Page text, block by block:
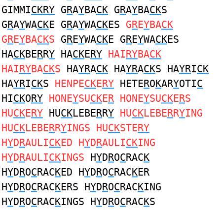
GIMMICKRY GRAYBACK GRAYBACKS
GRAYWACKE GRAYWACKES GREYBACK
GREYBACKS GREYWACKE GREYWACKES
HACKBERRY HACKERY HAIRYBACK
HAIRYBACKS HAYRACK HAYRACKS HAYRICK
HAYRICKS HENPECKERY HETEROKARYOTIC
HICKORY HONEYSUCKER HONEYSUCKERS
HUCKERY HUCKLEBERRY HUCKLEBERRYING
HUCKLEBERRYINGS HUCKSTERY
HYDRAULICKED HYDRAULICKING
HYDRAULICKINGS HYDROCRACK
HYDROCRACKED HYDROCRACKER
HYDROCRACKERS HYDROCRACKING
HYDROCRACKINGS HYDROCRACKS